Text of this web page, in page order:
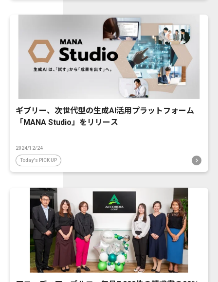
ギブリー、次世代型の生成AI活用プラットフォーム
「MANA Studio」をリリース
2024/12/24
Today's PICK UP